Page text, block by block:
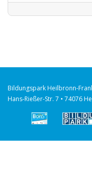
Bildungspark Heilbronn-
Hans-Rießer-Str. 7 • 74076